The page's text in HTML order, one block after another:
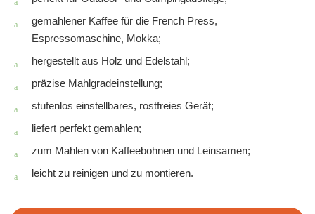
gemahlener Kaffee für die French Press,
Espressomaschine, Mokka;
hergestellt aus Holz und Edelstahl;
präzise Mahlgradeinstellung;
stufenlos einstellbares, rostfreies Gerät;
liefert perfekt gemahlen;
zum Mahlen von Kaffeebohnen und Leinsamen;
leicht zu reinigen und zu montieren.